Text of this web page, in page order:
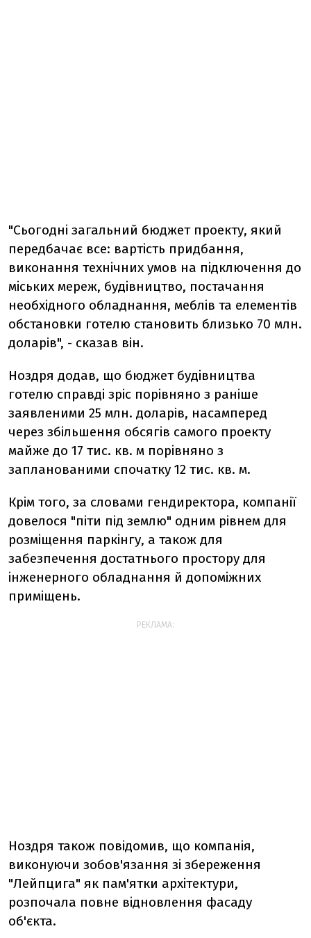
"Сьогоднi загальний бюджет проекту, який
передбачає все: вартiсть придбання,
виконання технiчних умов на пiдключення до
мiських мереж, будiвництво, постачання
необхiдного обладнання, меблiв та елементiв
обстановки готелю становить близько 70 млн.
доларів", - сказав він.
Ноздря додав, що бюджет будiвництва
готелю справдi зрiс порiвняно з ранiше
заявленими 25 млн. доларів, насамперед
через збiльшення обсягiв самого проекту
майже до 17 тис. кв. м порiвняно з
запланованими спочатку 12 тис. кв. м.
Крiм того, за словами гендиректора, компанiї
довелося "пiти пiд землю" одним рiвнем для
розмiщення паркiнгу, а також для
забезпечення достатнього простору для
iнженерного обладнання й допомiжних
примiщень.
РЕКЛАМА:
Ноздря також повiдомив, що компанiя,
виконуючи зобов'язання зi збереження
"Лейпцига" як пам'ятки архiтектури,
розпочала повне вiдновлення фасаду
об'єкта.